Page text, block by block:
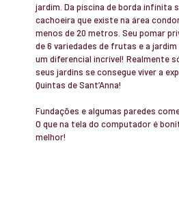
jardim. Da piscina de borda infinita
cachoeira que existe na área
menos de 20 metros. Seu pomar
de 6 variedades de frutas e a
um diferencial incrível! Realmente
seus jardins se consegue viver a
Quintas de Sant’Anna!
Fundações e algumas paredes
O que na tela do computador é
melhor!